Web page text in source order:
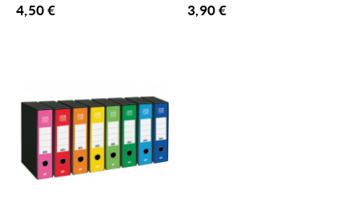
4,50€ 3,90€